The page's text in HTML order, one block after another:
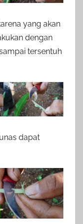
yang akan
dengan
tersentuh
dapat